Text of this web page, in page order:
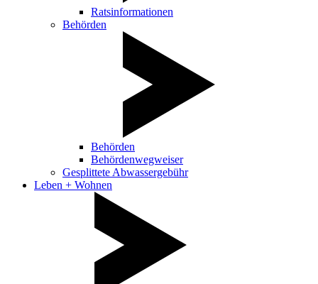
Ratsinformationen
Behörden
Behörden
Behördenwegweiser
Gesplittete Abwassergebühr
Leben + Wohnen